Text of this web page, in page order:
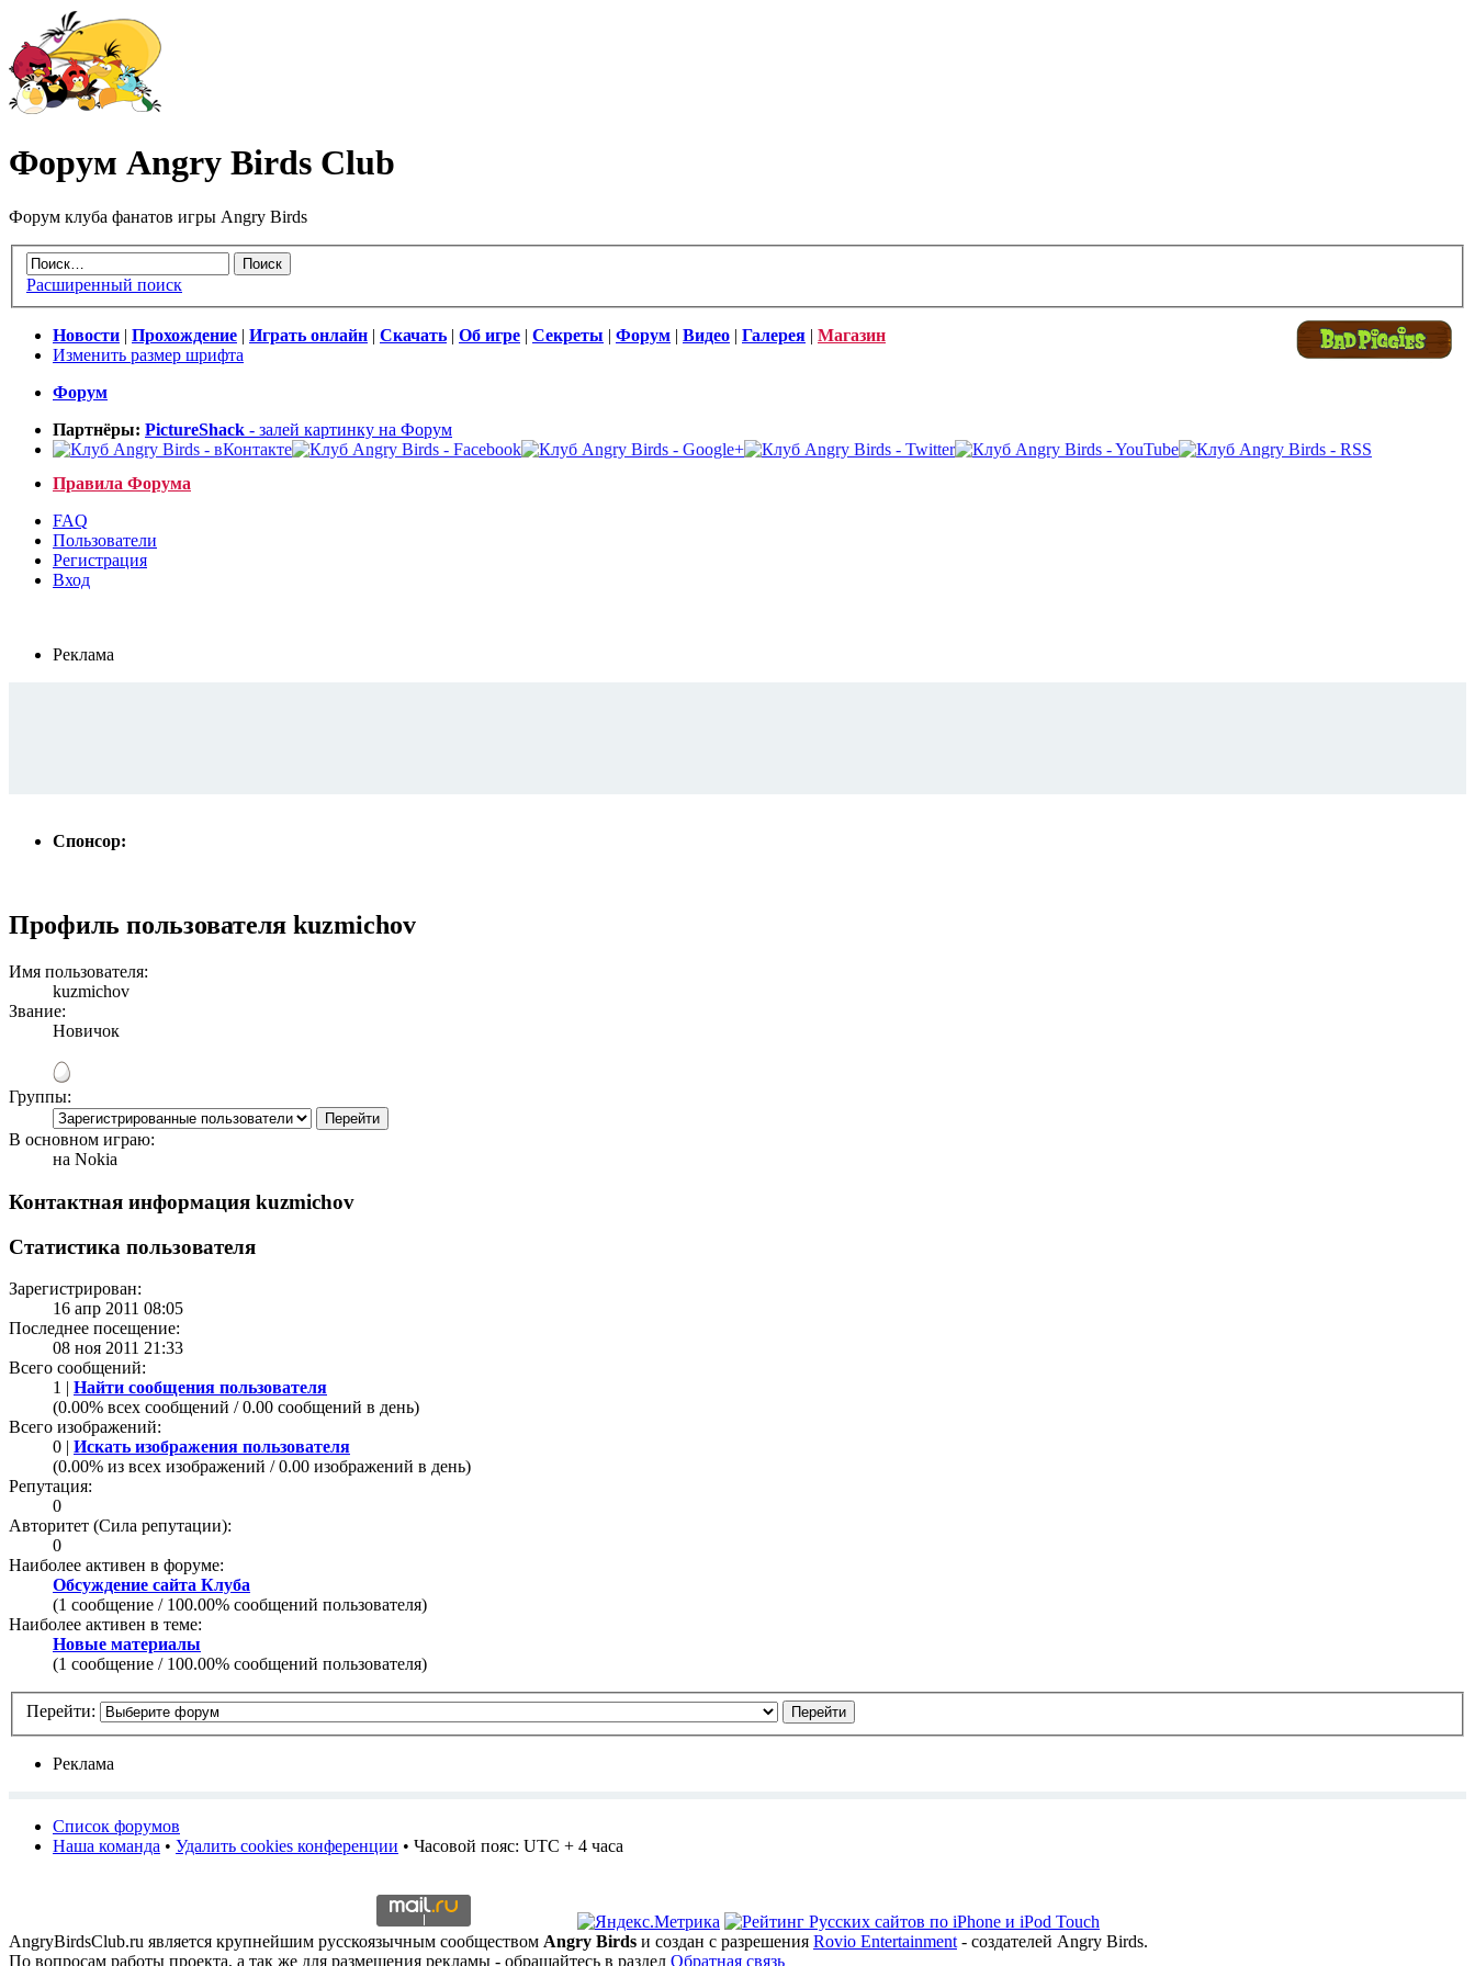
Форум Angry Birds Club
Форум клуба фанатов игры Angry Birds
Расширенный поиск
Новости Прохождение Играть онлайн Скачать Об игре Секреты Форум Видео Галерея
Магазин
Изменить размер шрифта
Форум
Партнёры: PictureShack - залей картинку на Форум
Правила Форума
FAQ
Пользователи
Регистрация
Вход
Реклама
Спонсор:
Профиль пользователя kuzmichov
Имя пользователя:
kuzmichov
Звание:
Новичок
Группы:
В основном играю:
на Nokia
Контактная информация kuzmichov
Статистика пользователя
Зарегистрирован:
16 апр 2011 08:05
Последнее посещение:
08 ноя 2011 21:33
Всего сообщений:
1 | Найти сообщения пользователя
(0.00% всех сообщений / 0.00 сообщений в день)
Всего изображений:
0 | Искать изображения пользователя
(0.00% из всех изображений / 0.00 изображений в день)
Репутация:
0
Авторитет (Сила репутации):
0
Наиболее активен в форуме:
Обсуждение сайта Клуба
(1 сообщение / 100.00% сообщений пользователя)
Наиболее активен в теме:
Новые материалы
(1 сообщение / 100.00% сообщений пользователя)
Перейти:
Реклама
Список форумов
Наша команда • Удалить cookies конференции • Часовой пояс: UTC + 4 часа
AngryBirdsClub.ru является крупнейшим русскоязычным сообществом Angry Birds и создан с разрешения Rovio Entertainment - создателей Angry Birds.
По вопросам работы проекта, а так же для размещения рекламы - обращайтесь в раздел Обратная связь